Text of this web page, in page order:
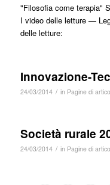
"Filosofia come terapia"
I video delle letture —
delle
Innovazione-
24/03/2014 / in Pagine di
Società rurale
24/03/2014 / in Pagine di